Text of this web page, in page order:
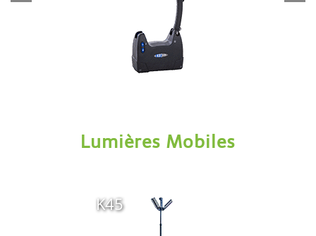
Lumières Mobiles
K45